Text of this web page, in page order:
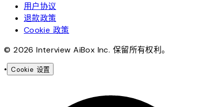
用户协议
退款政策
Cookie 政策
© 2026 Interview AiBox Inc. 保留所有权利。
• Cookie 设置